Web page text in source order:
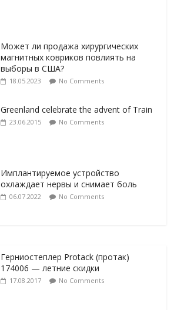
Может ли продажа хирургических
магнитных ковриков повлиять на
выборы в США?
18.05.2023 No Comments
Greenland celebrate the advent of Train
23.06.2015 No Comments
Имплантируемое устройство
охлаждает нервы и снимает боль
06.07.2022 No Comments
Герниостеплер Protack (протак)
174006 — летние скидки
17.08.2017 No Comments